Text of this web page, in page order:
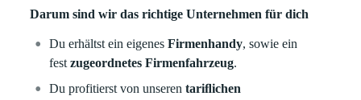
Darum sind wir das richtige Unternehmen für dich
Du erhältst ein eigenesFirmenhandy, sowie ein
festzugeordnetes Firmenfahrzeug.
Du profitierst von unserentariﬂichen